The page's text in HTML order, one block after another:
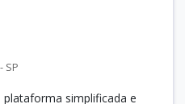
SP
simplificada e